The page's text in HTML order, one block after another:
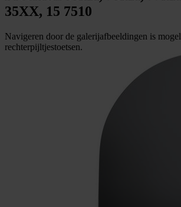
35XX, 15 7510
Navigeren door de galerijafbeeldingen is
rechterpijltjestoetsen.